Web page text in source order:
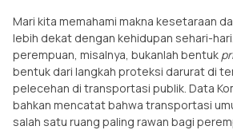
Mari kita memahami makna kesetaraan
lebih dekat dengan kehidupan sehari-
perempuan, misalnya, bukanlah bentuk
bentuk dari langkah proteksi darurat di
pelecehan di transportasi publik. Data
bahkan mencatat bahwa transportasi
salah satu ruang paling rawan bagi